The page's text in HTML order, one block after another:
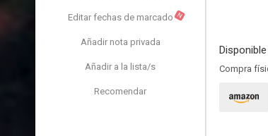
Editar fechas de marcado N
Añadir nota privada
Añadir a la lista/s
Recomendar
Disponible
Compra